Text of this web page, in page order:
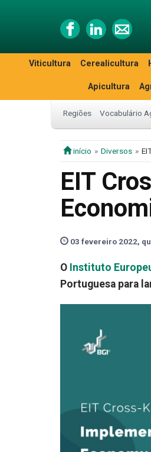
Viticultura Cerealicultura
Apicultura
Regiões Vocabulário
início Diversos
EIT
03 fevereiro 2022,
O Instituto
Portuguesa para